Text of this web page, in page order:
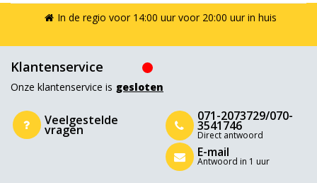
In de regio voor 14:00 uur voor 20:00 uur in huis
Klantenservice
Onze klantenservice is gesloten
Veelgestelde
vragen
071-2073729/070-
3541746
Direct antwoord
E-mail
Antwoord in 1 uur